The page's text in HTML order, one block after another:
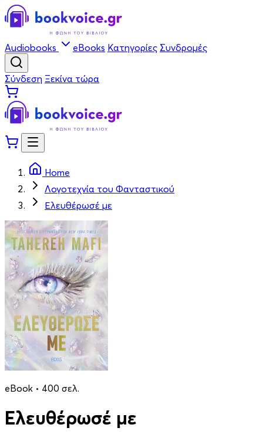
Audiobooks eBooks Κατηγορίες Συνδρομές
Σύνδεση Ξεκίνα τώρα
Home
Λογοτεχνία του Φανταστικού
Ελευθέρωσέ με
eBook • 400 σελ.
Ελευθέρωσέ με